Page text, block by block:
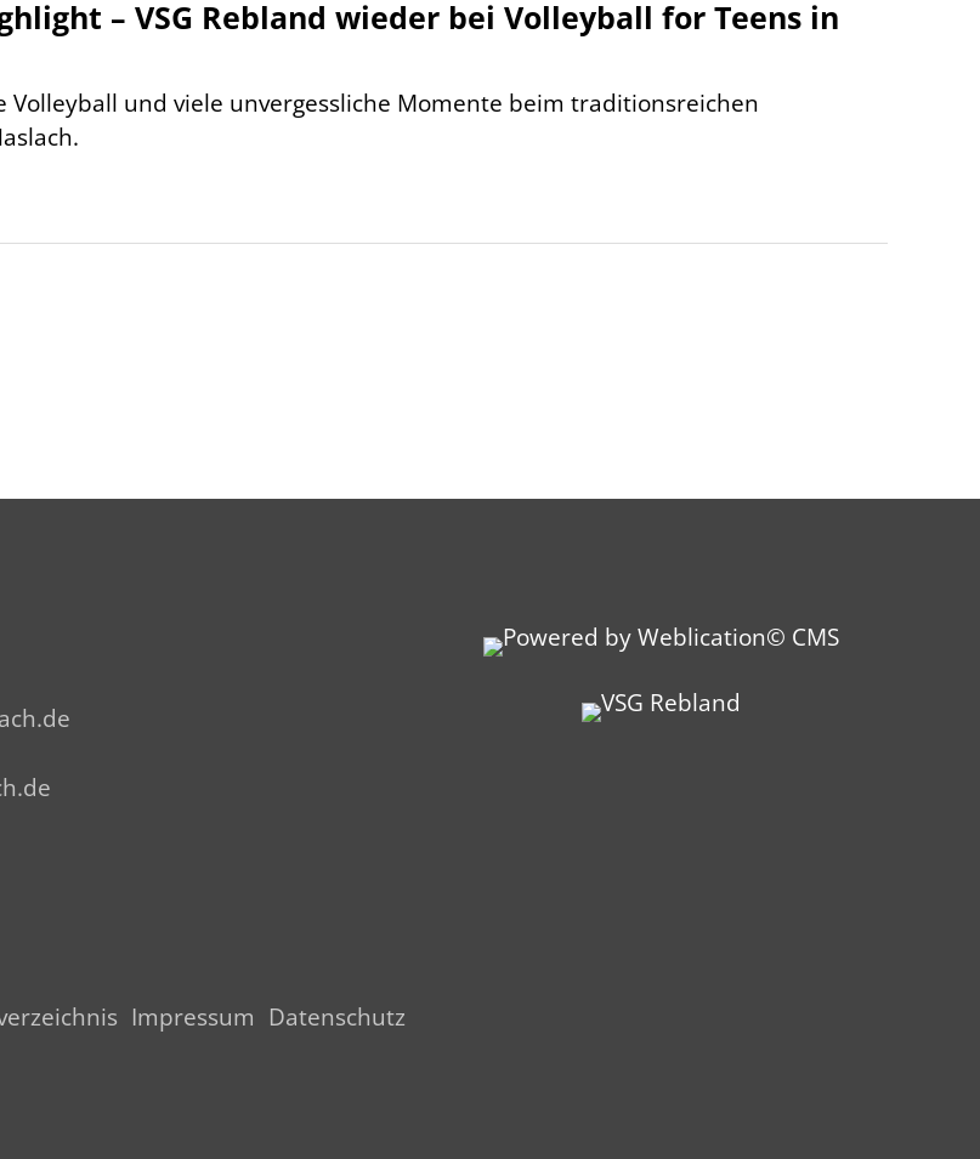
– VSG Rebland wieder bei Volleyball for Teens in
Volleyball und viele unvergessliche Momente beim traditionsreichen
Impressum Datenschutz